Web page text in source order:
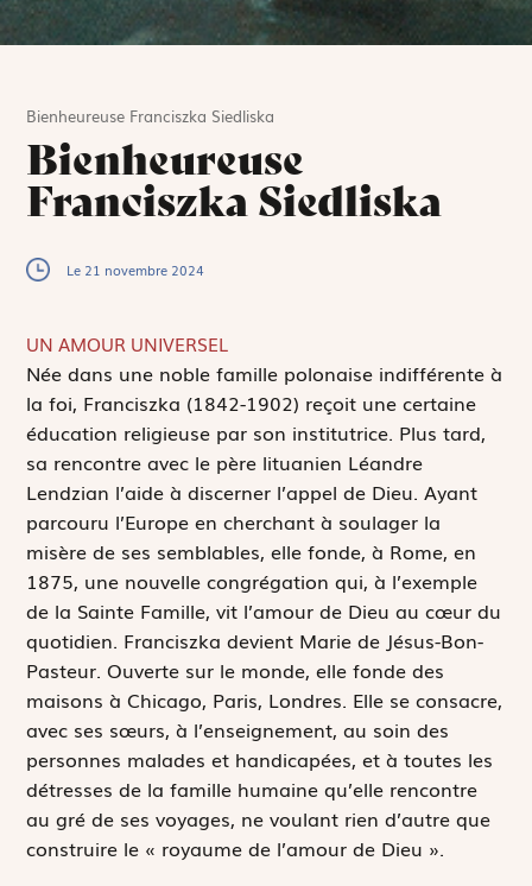
Bienheureuse Franciszka Siedliska
Bienheureuse
Franciszka Siedliska
Le 21 novembre 2024
UN AMOUR UNIVERSEL
Née dans une noble famille polonaise indifférente à
la foi, Franciszka (1842-1902) reçoit une certaine
éducation religieuse par son institutrice. Plus tard,
sa rencontre avec le père lituanien Léandre
Lendzian l’aide à discerner l’appel de Dieu. Ayant
parcouru l’Europe en cherchant à soulager la
misère de ses semblables, elle fonde, à Rome, en
1875, une nouvelle congrégation qui, à l’exemple
de la Sainte Famille, vit l’amour de Dieu au cœur du
quotidien. Franciszka devient Marie de Jésus-Bon-
Pasteur. Ouverte sur le monde, elle fonde des
maisons à Chicago, Paris, Londres. Elle se consacre,
avec ses sœurs, à l’enseignement, au soin des
personnes malades et handicapées, et à toutes les
détresses de la famille humaine qu’elle rencontre
au gré de ses voyages, ne voulant rien d’autre que
construire le « royaume de l’amour de Dieu ».